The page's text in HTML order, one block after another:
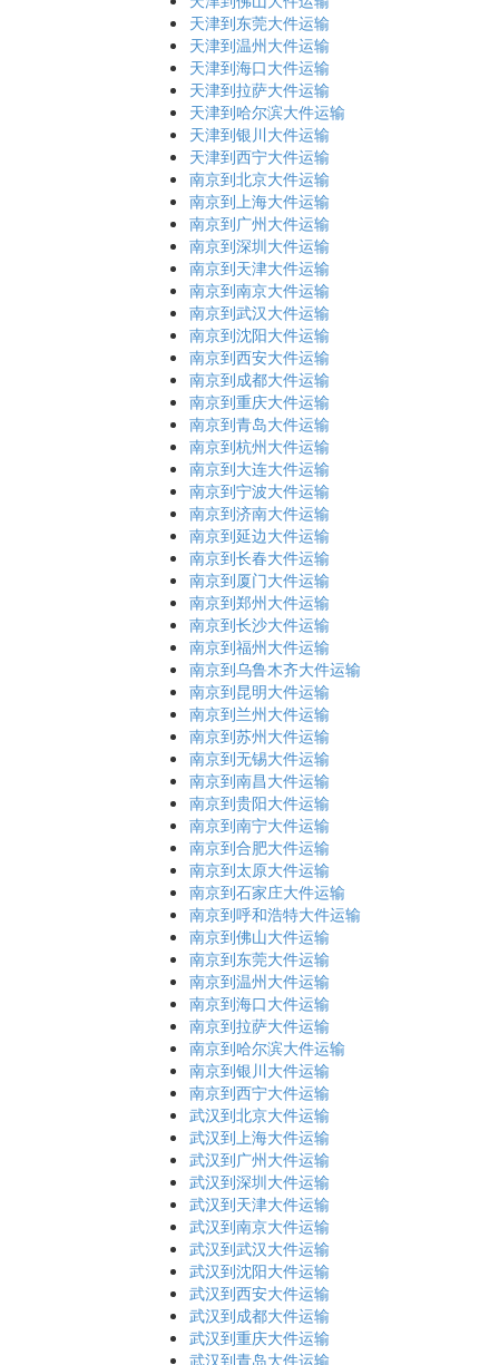
天津到东莞大件运输
天津到温州大件运输
天津到海口大件运输
天津到拉萨大件运输
天津到哈尔滨大件运输
天津到银川大件运输
天津到西宁大件运输
南京到北京大件运输
南京到上海大件运输
南京到广州大件运输
南京到深圳大件运输
南京到天津大件运输
南京到南京大件运输
南京到武汉大件运输
南京到沈阳大件运输
南京到西安大件运输
南京到成都大件运输
南京到重庆大件运输
南京到青岛大件运输
南京到杭州大件运输
南京到大连大件运输
南京到宁波大件运输
南京到济南大件运输
南京到延边大件运输
南京到长春大件运输
南京到厦门大件运输
南京到郑州大件运输
南京到长沙大件运输
南京到福州大件运输
南京到乌鲁木齐大件运输
南京到昆明大件运输
南京到兰州大件运输
南京到苏州大件运输
南京到无锡大件运输
南京到南昌大件运输
南京到贵阳大件运输
南京到南宁大件运输
南京到合肥大件运输
南京到太原大件运输
南京到石家庄大件运输
南京到呼和浩特大件运输
南京到佛山大件运输
南京到东莞大件运输
南京到温州大件运输
南京到海口大件运输
南京到拉萨大件运输
南京到哈尔滨大件运输
南京到银川大件运输
南京到西宁大件运输
武汉到北京大件运输
武汉到上海大件运输
武汉到广州大件运输
武汉到深圳大件运输
武汉到天津大件运输
武汉到南京大件运输
武汉到武汉大件运输
武汉到沈阳大件运输
武汉到西安大件运输
武汉到成都大件运输
武汉到重庆大件运输
武汉到青岛大件运输